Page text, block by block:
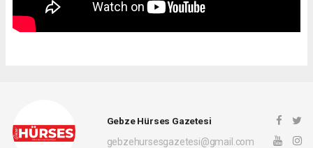
Gebze Hürses Gazetesi
gebzehursesgazetesi@gmail.com